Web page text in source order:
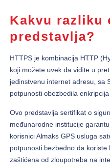
Kakvu razliku
predstavlja?
HTTPS je kombinacija HTTP
koji možete uvek da vidite u
jedinstvenu internet adresu, sa
potpunosti obezbedila
Ovo predstavlja sertifikat o
međunarodne institucije
korisnici Almaks GPS usluga
potpunosti bezbedno da
zaštićena od zloupotreba na